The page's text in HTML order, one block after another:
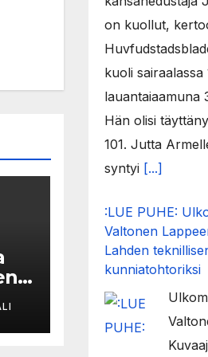
on kuollut,
kuoli
lauantaiaamuna
Hän olisi
101. Jutta
syntyi [...]
:LUE PUHE:
Valtonen
Lahden
kunniatohtoriksi